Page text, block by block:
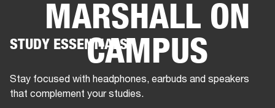
SOLUTIONS PROFESSIONNELLES
BATTERIESVÊTEMENTSBACKSTAGE
MARSHALL ON
CAMPUS
STUDY ESSENTIALS
Stay focused with headphones, earbuds and speakers
that complement your studies.